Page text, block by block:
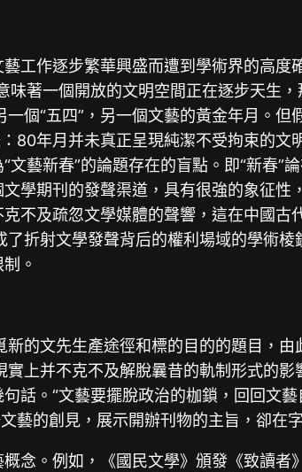
工作逐步繁華興盛而遭到學術界的高度
著一個開放的文明空間正在逐步天生
個“五四”，另一個文藝的黃金年月。
80年月并未真正呈現純潔不受拘束的
藝新春”的論題存在的盲點。即“新春”
學期刊的發聲渠道，具有很強的象征
不及疏忽文學媒體的聲響，這在中國
折射文學發聲背后的權利場域的學術
。
的文先生產途徑和標的目的的題目，
上并不克不及解脫曩昔的軌制形式的
話。“文藝要擺脫政治的枷鎖，回回文
的創見，展示開辦刊物的主旨，卻在
念。例如，《國民文學》頒發《致讀